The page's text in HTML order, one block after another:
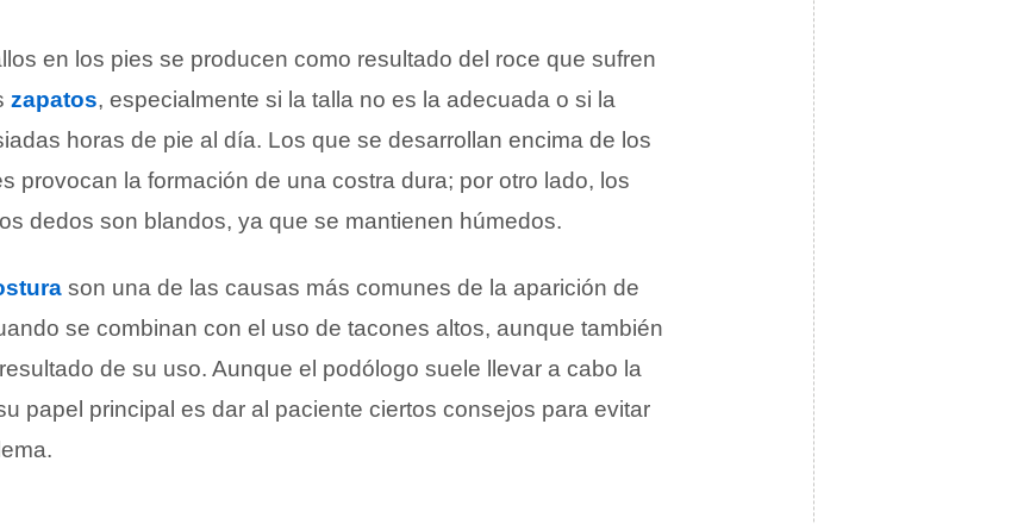
en los pies se producen como resultado del roce que sufren
zapatos, especialmente si la talla no es la adecuada o si la
horas de pie al día. Los que se desarrollan encima de los
provocan la formación de una costra dura; por otro lado, los
dedos son blandos, ya que se mantienen húmedos.
son una de las causas más comunes de la aparición de
se combinan con el uso de tacones altos, aunque también
de su uso. Aunque el podólogo suele llevar a cabo la
papel principal es dar al paciente ciertos consejos para evitar